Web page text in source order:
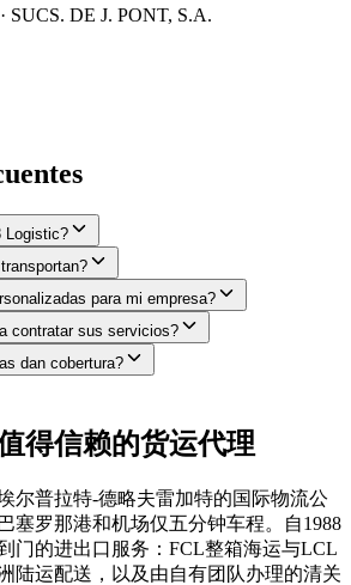
· SUCS. DE J. PONT, S.A.
Logistic?
para mi empresa?
contratar sus servicios?
dan cobertura?
得信赖的货运代理
尔普拉特-德略夫雷加特的国际物流公
塞罗那港和机场仅五分钟车程。自1988
门的进出口服务：FCL整箱海运与LCL
陆运配送，以及由自有团队办理的清关